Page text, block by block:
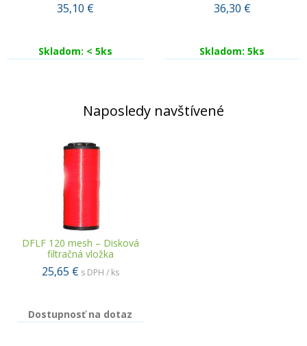
35,10 €
Skladom: < 5ks
36,30 €
Skladom: 5ks
Naposledy navštívené
DFLF 120 mesh – Disková
filtračná vložka
25,65 € s DPH / ks
Dostupnosť na dotaz